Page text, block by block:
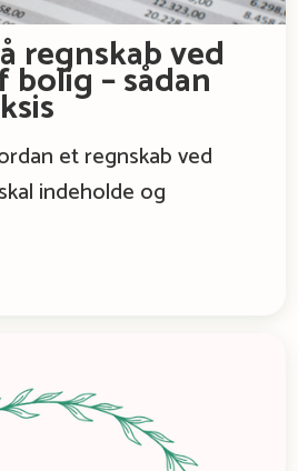
regnskab ved
– sådan
et regnskab ved
indeholde og